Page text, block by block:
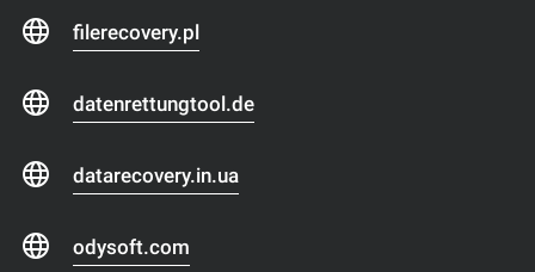
filerecovery.pl
datenrettungtool.de
datarecovery.in.ua
odysoft.com